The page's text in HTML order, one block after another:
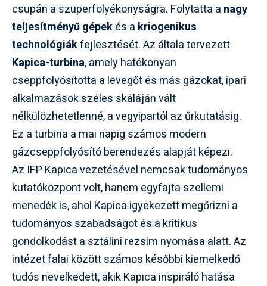
csupán a szuperfolyékonyságra. Folytatta a nagy
teljesítményű gépekés a kriogenikus
technológiákfejlesztését. Az általa tervezett
Kapica-turbina, amely hatékonyan
cseppfolyósította a levegőt és más gázokat, ipari
alkalmazások széles skáláján vált
nélkülözhetetlenné, a vegyipartól az űrkutatásig.
Ez a turbina a mai napig számos modern
gázcseppfolyósító berendezés alapját képezi.
Az IFP Kapica vezetésével nemcsak tudományos
kutatóközpont volt, hanem egyfajta szellemi
menedék is, ahol Kapica igyekezett megőrizni a
tudományos szabadságot és a kritikus
gondolkodást a sztálini rezsim nyomása alatt. Az
intézet falai között számos későbbi kiemelkedő
tudós nevelkedett, akik Kapica inspiráló hatása